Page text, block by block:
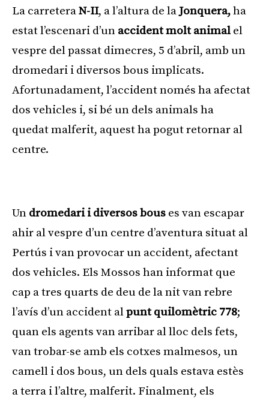
La carreteraN-II, a l’altura de laJonquera,ha
estat l’escenari d’un accident molt animalel
vespre del passat dimecres, 5 d’abril, amb un
dromedari i diversos bous implicats.
Afortunadament, l’accident només ha afectat
dos vehicles i, si bé un dels animals ha
quedat malferit, aquest ha pogut retornar al
centre.
Un dromedari i diversos bous es van escapar
ahir al vespre d’un centre d’aventura situat al
Pertús i van provocar un accident, afectant
dos vehicles. Els Mossos han informat que
cap a tres quarts de deu de la nit van rebre
l’avís d’un accident alpunt quilomètric 778;
quan els agents van arribar al lloc dels fets,
van trobar-se amb els cotxes malmesos, un
camell i dos bous, un dels quals estava estès
a terra i l’altre, malferit. Finalment, els